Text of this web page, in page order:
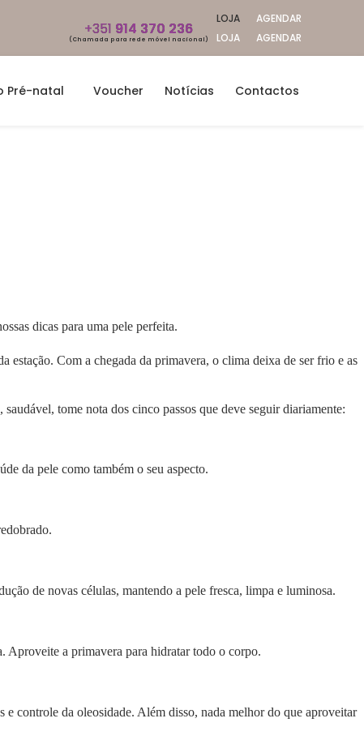
+351 914 370 236
(Chamada para rede móvel nacional)
LOJA
LOJA
AGENDAR
AGENDAR
Pré-natal Voucher Notícias Contactos
dicas para uma pele perfeita.
estação. Com a chegada da primavera, o clima deixa de ser frio e as
tome nota dos cinco passos que deve seguir diariamente:
da pele como também o seu aspecto.
de novas células, mantendo a pele fresca, limpa e luminosa.
Aproveite a primavera para hidratar todo o corpo.
e controle da oleosidade. Além disso, nada melhor do que aproveitar